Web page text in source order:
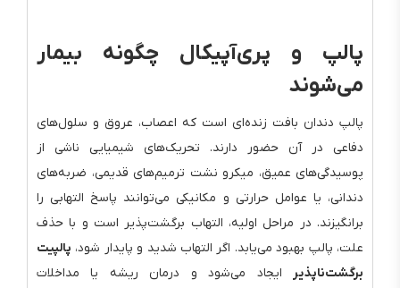
پالپ و پری‌آپیکال چگونه بیمار
می‌شوند
پالپ دندان بافت زنده‌ای است که اعصاب، عروق و سلول‌های
دفاعی در آن حضور دارند. تحریک‌های شیمیایی ناشی از
پوسیدگی‌های عمیق، میکرو نشت ترمیم‌های قدیمی، ضربه‌های
دندانی، یا عوامل حرارتی و مکانیکی می‌توانند پاسخ التهابی را
برانگیزند. در مراحل اولیه، التهاب برگشت‌پذیر است و با حذف
علت، پالپ بهبود می‌یابد. اگر التهاب شدید و پایدار شود، پالپیت
برگشت‌ناپذیر
ایجاد می‌شود و درمان ریشه یا مداخلات